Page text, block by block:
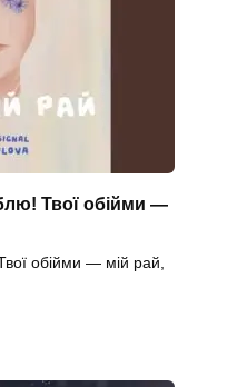
Твої обійми —
обійми — мій рай,